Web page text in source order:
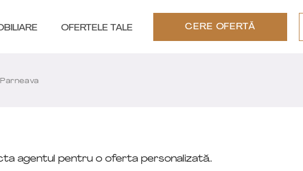
OFERTELE TALE CERE OFERTĂ
Parneava
agentul pentru o oferta personalizată.